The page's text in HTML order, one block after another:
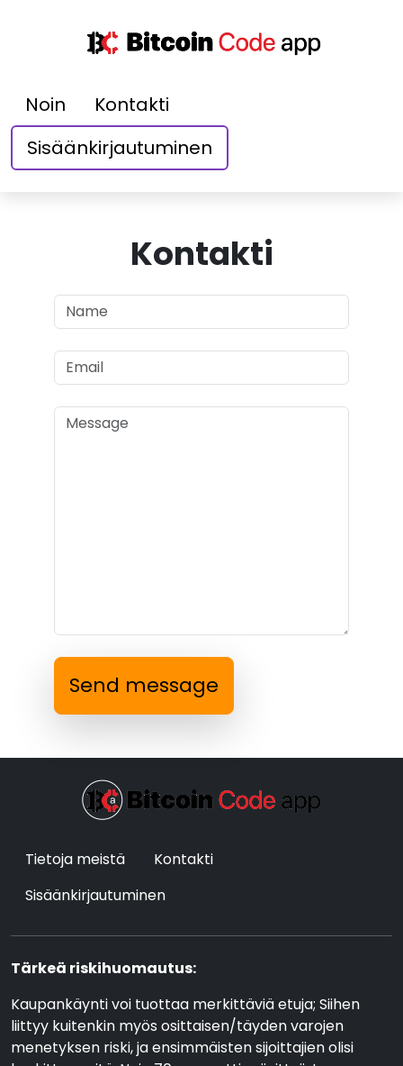
Noin
Kontakti
Sisäänkirjautuminen
Kontakti
Send message
Tietoja meistä
Kontakti
Sisäänkirjautuminen
Tärkeä riskihuomautus:
Kaupankäynti voi tuottaa merkittäviä etuja; Siihen
liittyy kuitenkin myös osittaisen/täyden varojen
menetyksen riski, ja ensimmäisten sijoittajien olisi